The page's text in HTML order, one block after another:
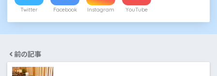
Twitter Facebook Instagram YouTube
前の記事